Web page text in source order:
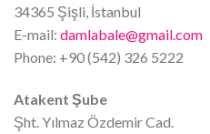
34365 Şişli, İstanbul
E-mail: damlabale@gmail.com
Phone: +90 (542) 326 5222
Atakent Şube
Şht. Yılmaz Özdemir Cad.